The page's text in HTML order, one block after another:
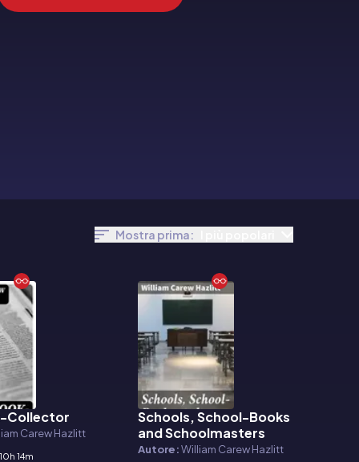
Mostra prima:
Collector
Carew Hazlitt
10h 14m
E-book
Schools, School-Books
and Schoolmasters
Autore:William Carew Hazlitt